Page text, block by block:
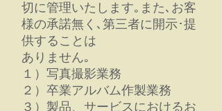
切に管理いたします｡また､お客
様の承諾無く､第三者に開示･提
供することは
ありません｡
１）写真撮影業務
２）卒業アルバム作製業務
３）製品、サービスにおけるお